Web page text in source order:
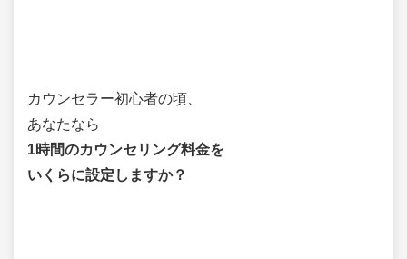
カウンセラー初心者の頃、
あなたなら
1時間のカウンセリング料金を
いくらに設定しますか？